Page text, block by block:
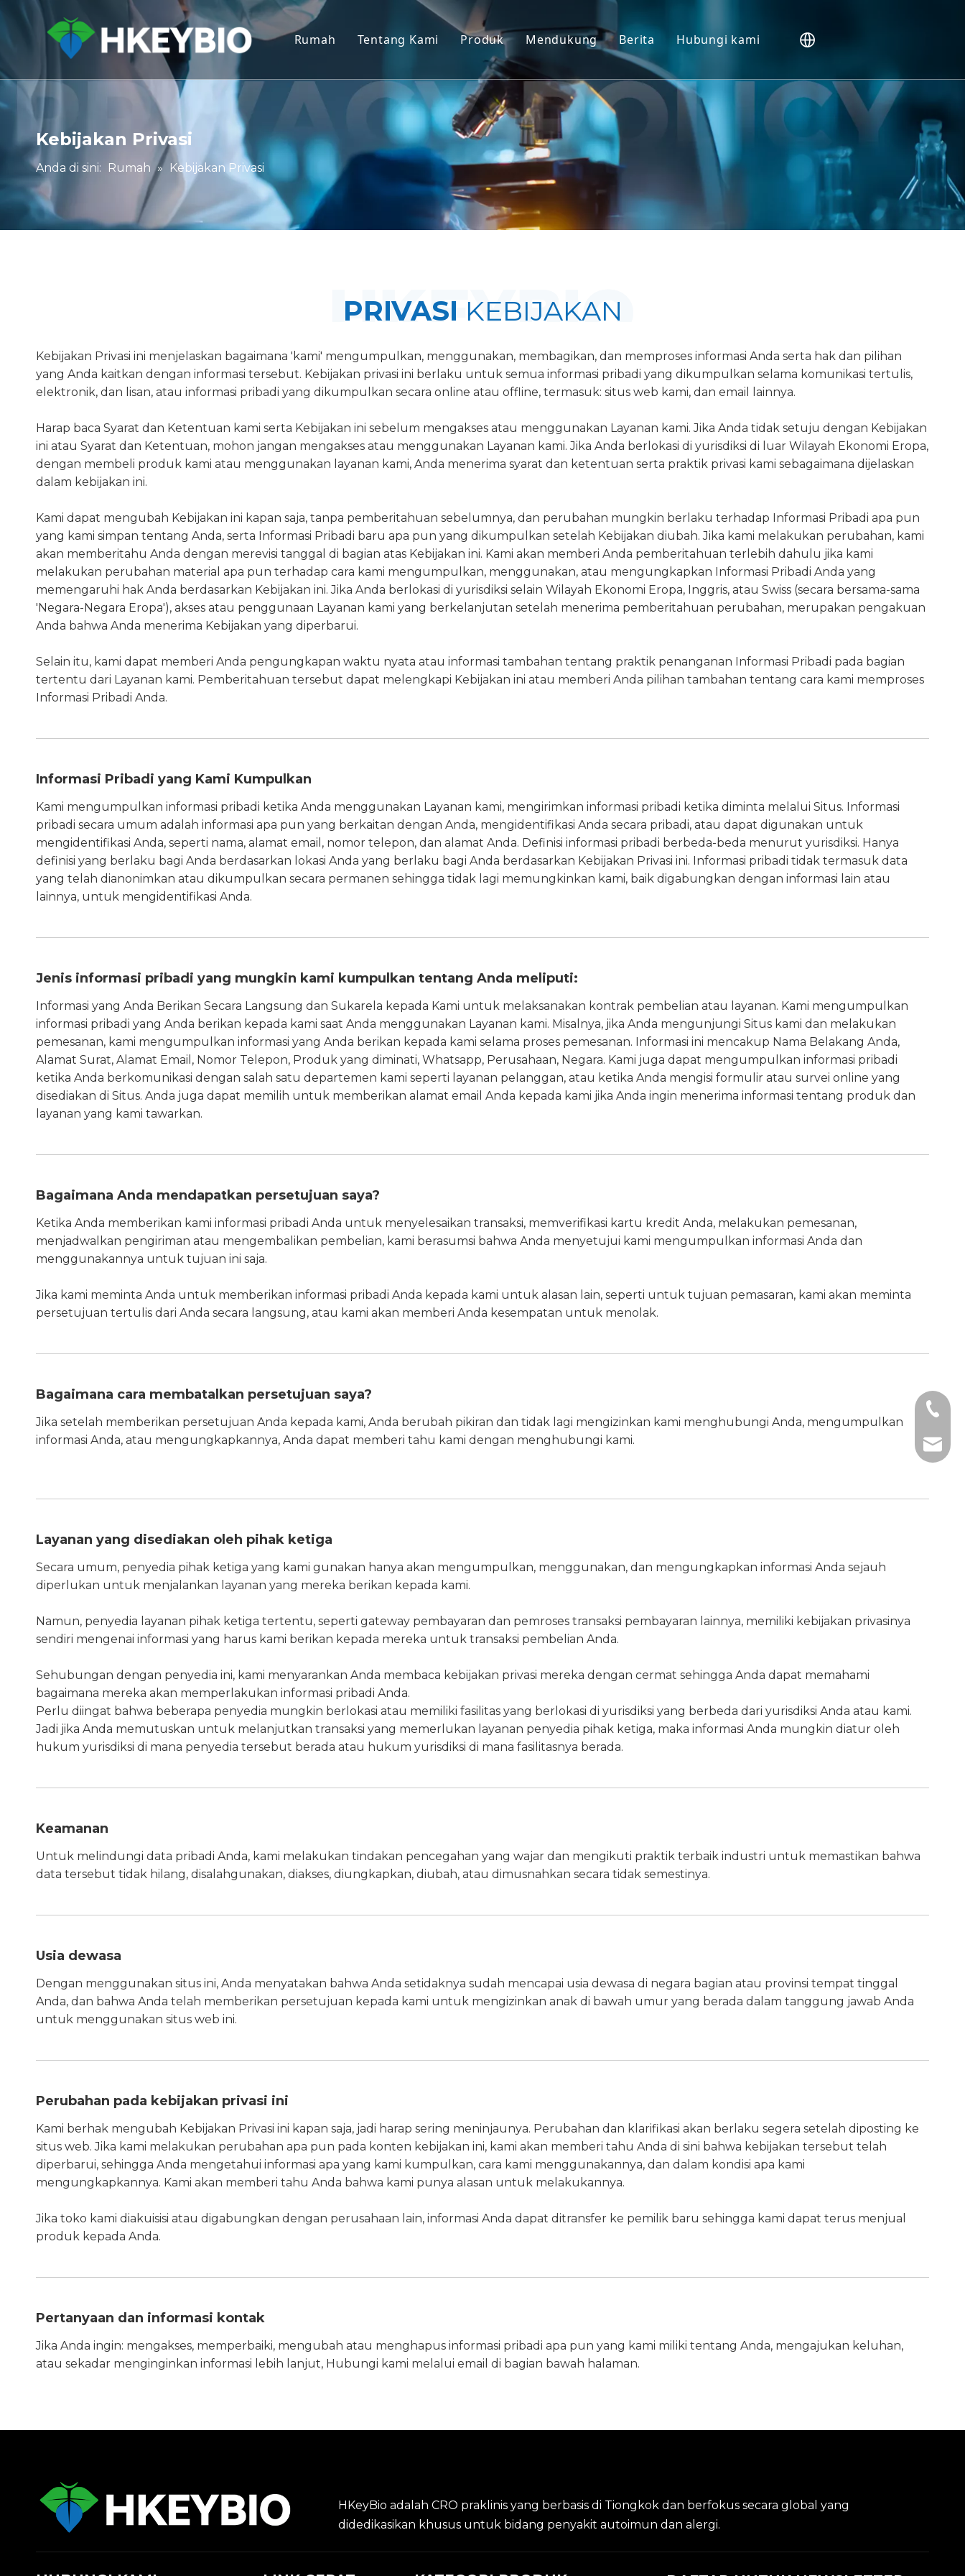
Rumah Tentang Kami Produk
Model Primata Non-Manusia (NHP).
Model Hewan Pengerat
Jaringan Manusia & Model Ex Vivo
Evaluasi Khasiat Terintegrasi
Pengobatan & Biomarker Translasi
Dukungan Pengajuan IND
Mendukung
Unduh
Pertanyaan Umum
Testimonial Klien
Berita Hubungi kami
Kebijakan Privasi
Anda di sini: Rumah » Kebijakan Privasi
PRIVASI KEBIJAKAN
Kebijakan Privasi ini menjelaskan bagaimana 'kami' mengumpulkan, menggunakan, membagikan, dan memproses informasi Anda serta hak dan pilihan
yang Anda kaitkan dengan informasi tersebut. Kebijakan privasi ini berlaku untuk semua informasi pribadi yang dikumpulkan selama komunikasi tertulis,
elektronik, dan lisan, atau informasi pribadi yang dikumpulkan secara online atau offline, termasuk: situs web kami, dan email lainnya.
Harap baca Syarat dan Ketentuan kami serta Kebijakan ini sebelum mengakses atau menggunakan Layanan kami. Jika Anda tidak setuju dengan Kebijakan
ini atau Syarat dan Ketentuan, mohon jangan mengakses atau menggunakan Layanan kami. Jika Anda berlokasi di yurisdiksi di luar Wilayah Ekonomi Eropa,
dengan membeli produk kami atau menggunakan layanan kami, Anda menerima syarat dan ketentuan serta praktik privasi kami sebagaimana dijelaskan
dalam kebijakan ini.
Kami dapat mengubah Kebijakan ini kapan saja, tanpa pemberitahuan sebelumnya, dan perubahan mungkin berlaku terhadap Informasi Pribadi apa pun
yang kami simpan tentang Anda, serta Informasi Pribadi baru apa pun yang dikumpulkan setelah Kebijakan diubah. Jika kami melakukan perubahan, kami
akan memberitahu Anda dengan merevisi tanggal di bagian atas Kebijakan ini. Kami akan memberi Anda pemberitahuan terlebih dahulu jika kami
melakukan perubahan material apa pun terhadap cara kami mengumpulkan, menggunakan, atau mengungkapkan Informasi Pribadi Anda yang
memengaruhi hak Anda berdasarkan Kebijakan ini. Jika Anda berlokasi di yurisdiksi selain Wilayah Ekonomi Eropa, Inggris, atau Swiss (secara bersama-sama
'Negara-Negara Eropa'), akses atau penggunaan Layanan kami yang berkelanjutan setelah menerima pemberitahuan perubahan, merupakan pengakuan
Anda bahwa Anda menerima Kebijakan yang diperbarui.
Selain itu, kami dapat memberi Anda pengungkapan waktu nyata atau informasi tambahan tentang praktik penanganan Informasi Pribadi pada bagian
tertentu dari Layanan kami. Pemberitahuan tersebut dapat melengkapi Kebijakan ini atau memberi Anda pilihan tambahan tentang cara kami memproses
Informasi Pribadi Anda.
Informasi Pribadi yang Kami Kumpulkan
Kami mengumpulkan informasi pribadi ketika Anda menggunakan Layanan kami, mengirimkan informasi pribadi ketika diminta melalui Situs. Informasi
pribadi secara umum adalah informasi apa pun yang berkaitan dengan Anda, mengidentifikasi Anda secara pribadi, atau dapat digunakan untuk
mengidentifikasi Anda, seperti nama, alamat email, nomor telepon, dan alamat Anda. Definisi informasi pribadi berbeda-beda menurut yurisdiksi. Hanya
definisi yang berlaku bagi Anda berdasarkan lokasi Anda yang berlaku bagi Anda berdasarkan Kebijakan Privasi ini. Informasi pribadi tidak termasuk data
yang telah dianonimkan atau dikumpulkan secara permanen sehingga tidak lagi memungkinkan kami, baik digabungkan dengan informasi lain atau
lainnya, untuk mengidentifikasi Anda.
Jenis informasi pribadi yang mungkin kami kumpulkan tentang Anda meliputi:
Informasi yang Anda Berikan Secara Langsung dan Sukarela kepada Kami untuk melaksanakan kontrak pembelian atau layanan. Kami mengumpulkan
informasi pribadi yang Anda berikan kepada kami saat Anda menggunakan Layanan kami. Misalnya, jika Anda mengunjungi Situs kami dan melakukan
pemesanan, kami mengumpulkan informasi yang Anda berikan kepada kami selama proses pemesanan. Informasi ini mencakup Nama Belakang Anda,
Alamat Surat, Alamat Email, Nomor Telepon, Produk yang diminati, Whatsapp, Perusahaan, Negara. Kami juga dapat mengumpulkan informasi pribadi
ketika Anda berkomunikasi dengan salah satu departemen kami seperti layanan pelanggan, atau ketika Anda mengisi formulir atau survei online yang
disediakan di Situs. Anda juga dapat memilih untuk memberikan alamat email Anda kepada kami jika Anda ingin menerima informasi tentang produk dan
layanan yang kami tawarkan.
Bagaimana Anda mendapatkan persetujuan saya?
Ketika Anda memberikan kami informasi pribadi Anda untuk menyelesaikan transaksi, memverifikasi kartu kredit Anda, melakukan pemesanan,
menjadwalkan pengiriman atau mengembalikan pembelian, kami berasumsi bahwa Anda menyetujui kami mengumpulkan informasi Anda dan
menggunakannya untuk tujuan ini saja.
Jika kami meminta Anda untuk memberikan informasi pribadi Anda kepada kami untuk alasan lain, seperti untuk tujuan pemasaran, kami akan meminta
persetujuan tertulis dari Anda secara langsung, atau kami akan memberi Anda kesempatan untuk menolak.
Bagaimana cara membatalkan persetujuan saya?
Jika setelah memberikan persetujuan Anda kepada kami, Anda berubah pikiran dan tidak lagi mengizinkan kami menghubungi Anda, mengumpulkan
informasi Anda, atau mengungkapkannya, Anda dapat memberi tahu kami dengan menghubungi kami.
Layanan yang disediakan oleh pihak ketiga
Secara umum, penyedia pihak ketiga yang kami gunakan hanya akan mengumpulkan, menggunakan, dan mengungkapkan informasi Anda sejauh
diperlukan untuk menjalankan layanan yang mereka berikan kepada kami.
Namun, penyedia layanan pihak ketiga tertentu, seperti gateway pembayaran dan pemroses transaksi pembayaran lainnya, memiliki kebijakan privasinya
sendiri mengenai informasi yang harus kami berikan kepada mereka untuk transaksi pembelian Anda.
Sehubungan dengan penyedia ini, kami menyarankan Anda membaca kebijakan privasi mereka dengan cermat sehingga Anda dapat memahami
bagaimana mereka akan memperlakukan informasi pribadi Anda.
Perlu diingat bahwa beberapa penyedia mungkin berlokasi atau memiliki fasilitas yang berlokasi di yurisdiksi yang berbeda dari yurisdiksi Anda atau kami.
Jadi jika Anda memutuskan untuk melanjutkan transaksi yang memerlukan layanan penyedia pihak ketiga, maka informasi Anda mungkin diatur oleh
hukum yurisdiksi di mana penyedia tersebut berada atau hukum yurisdiksi di mana fasilitasnya berada.
Keamanan
Untuk melindungi data pribadi Anda, kami melakukan tindakan pencegahan yang wajar dan mengikuti praktik terbaik industri untuk memastikan bahwa
data tersebut tidak hilang, disalahgunakan, diakses, diungkapkan, diubah, atau dimusnahkan secara tidak semestinya.
Usia dewasa
Dengan menggunakan situs ini, Anda menyatakan bahwa Anda setidaknya sudah mencapai usia dewasa di negara bagian atau provinsi tempat tinggal
Anda, dan bahwa Anda telah memberikan persetujuan kepada kami untuk mengizinkan anak di bawah umur yang berada dalam tanggung jawab Anda
untuk menggunakan situs web ini.
Perubahan pada kebijakan privasi ini
Kami berhak mengubah Kebijakan Privasi ini kapan saja, jadi harap sering meninjaunya. Perubahan dan klarifikasi akan berlaku segera setelah diposting ke
situs web. Jika kami melakukan perubahan apa pun pada konten kebijakan ini, kami akan memberi tahu Anda di sini bahwa kebijakan tersebut telah
diperbarui, sehingga Anda mengetahui informasi apa yang kami kumpulkan, cara kami menggunakannya, dan dalam kondisi apa kami
mengungkapkannya. Kami akan memberi tahu Anda bahwa kami punya alasan untuk melakukannya.
Jika toko kami diakuisisi atau digabungkan dengan perusahaan lain, informasi Anda dapat ditransfer ke pemilik baru sehingga kami dapat terus menjual
produk kepada Anda.
Pertanyaan dan informasi kontak
Jika Anda ingin: mengakses, memperbaiki, mengubah atau menghapus informasi pribadi apa pun yang kami miliki tentang Anda, mengajukan keluhan,
atau sekadar menginginkan informasi lebih lanjut, Hubungi kami melalui email di bagian bawah halaman.
HKeyBio adalah CRO praklinis yang berbasis di Tiongkok dan berfokus secara global yang
didedikasikan khusus untuk bidang penyakit autoimun dan alergi.
+1
+86-